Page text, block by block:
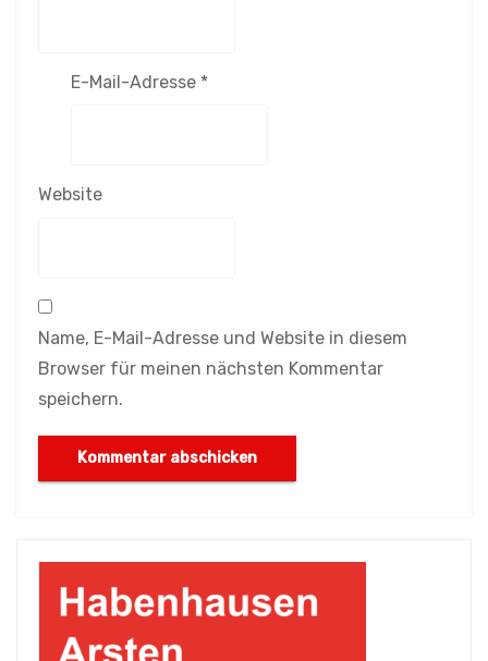
E-Mail-Adresse *
Website
Name, E-Mail-Adresse und Website in diesem
Browser für meinen nächsten Kommentar
speichern.